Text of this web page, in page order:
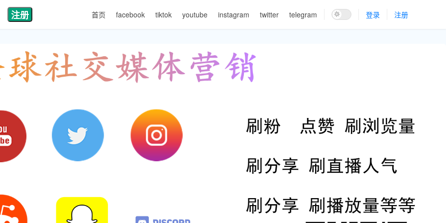
注册 首页 facebook tiktok youtube instagram twitter telegram 登录 注册